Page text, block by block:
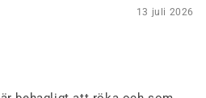
13 juli 2026